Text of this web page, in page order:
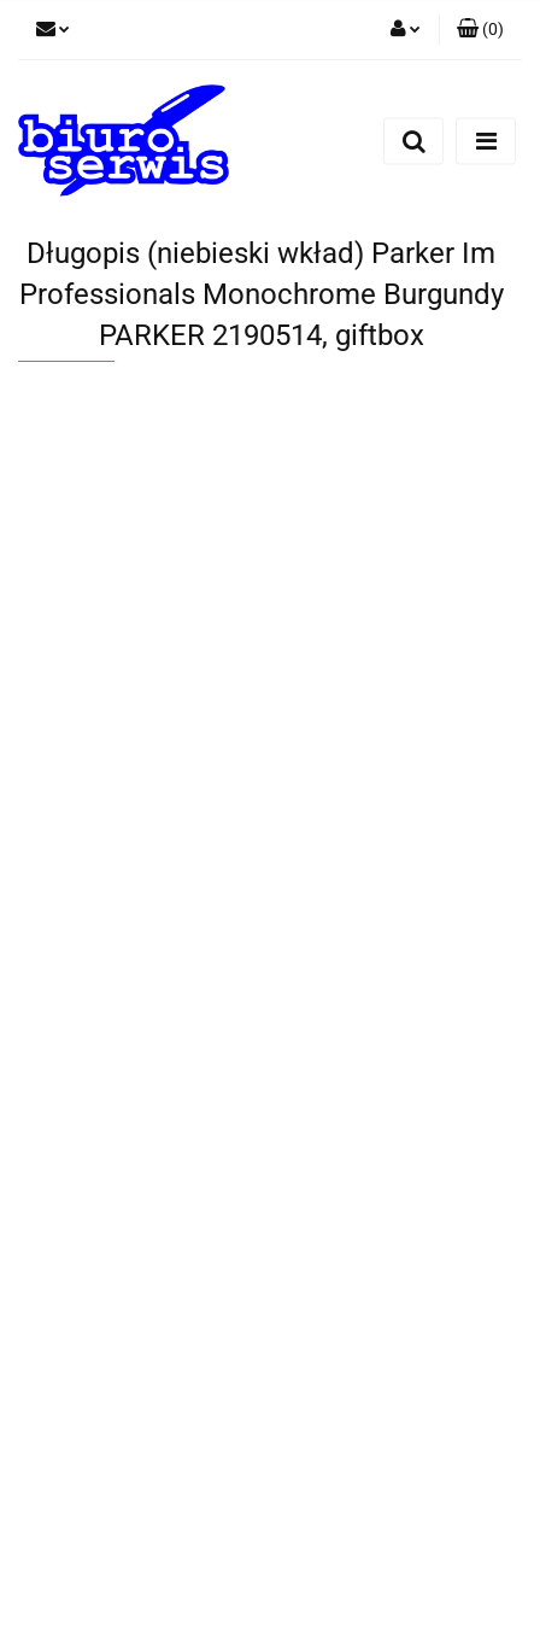
Zarejestruj się
(0)
Długopis (niebieski wkład) Parker Im
Professionals Monochrome Burgundy
PARKER 2190514, giftbox